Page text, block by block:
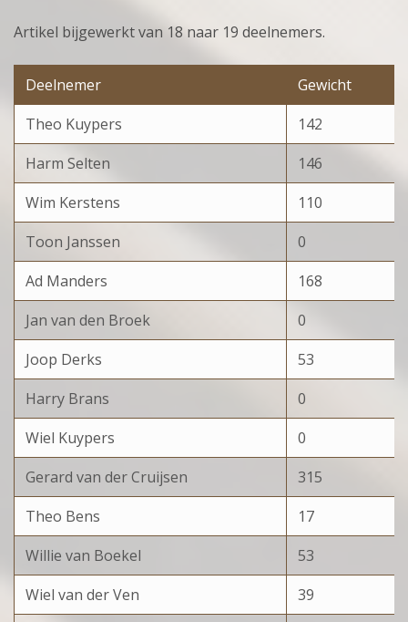
Artikel bijgewerkt van 18 naar 19 deelnemers.
Deelnemer
Gewicht
Theo Kuypers
142
Harm Selten
146
Wim Kerstens
110
Toon Janssen
0
Ad Manders
168
Jan van den Broek
0
Joop Derks
53
Harry Brans
0
Wiel Kuypers
0
Gerard van der Cruijsen
315
Theo Bens
17
Willie van Boekel
53
Wiel van der Ven
39